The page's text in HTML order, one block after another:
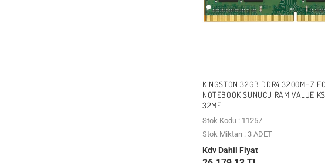
KINGSTON 32GB DDR4 3200MHZ
NOTEBOOK SUNUCU RAM VALUE
32MF
Stok Kodu : 11257
Stok Miktarı : 3 ADET
Kdv Dahil Fiyat